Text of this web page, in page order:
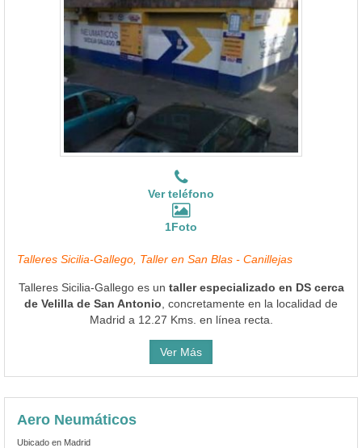
Ver teléfono
1Foto
Talleres Sicilia-Gallego, Taller en San Blas - Canillejas
Talleres Sicilia-Gallego es un taller especializado en DS cerca
de Velilla de San Antonio , concretamente en la localidad de
Madrid a 12.27 Kms. en línea recta.
Ver Más
Aero Neumáticos
Ubicado en Madrid